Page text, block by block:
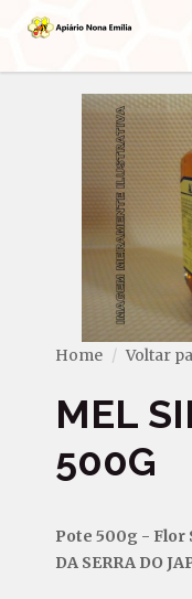
Home Voltar
MEL
500G
Pote 500g - Flor
DA SERRA DO